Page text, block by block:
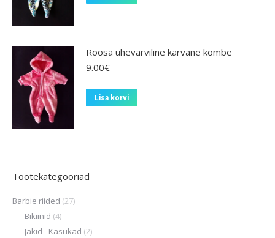
Roosa ühevärviline karvane kombe
9.00€
Lisa korvi
Tootekategooriad
Barbie riided (27)
Bikiinid (4)
Jakid - Kasukad (2)